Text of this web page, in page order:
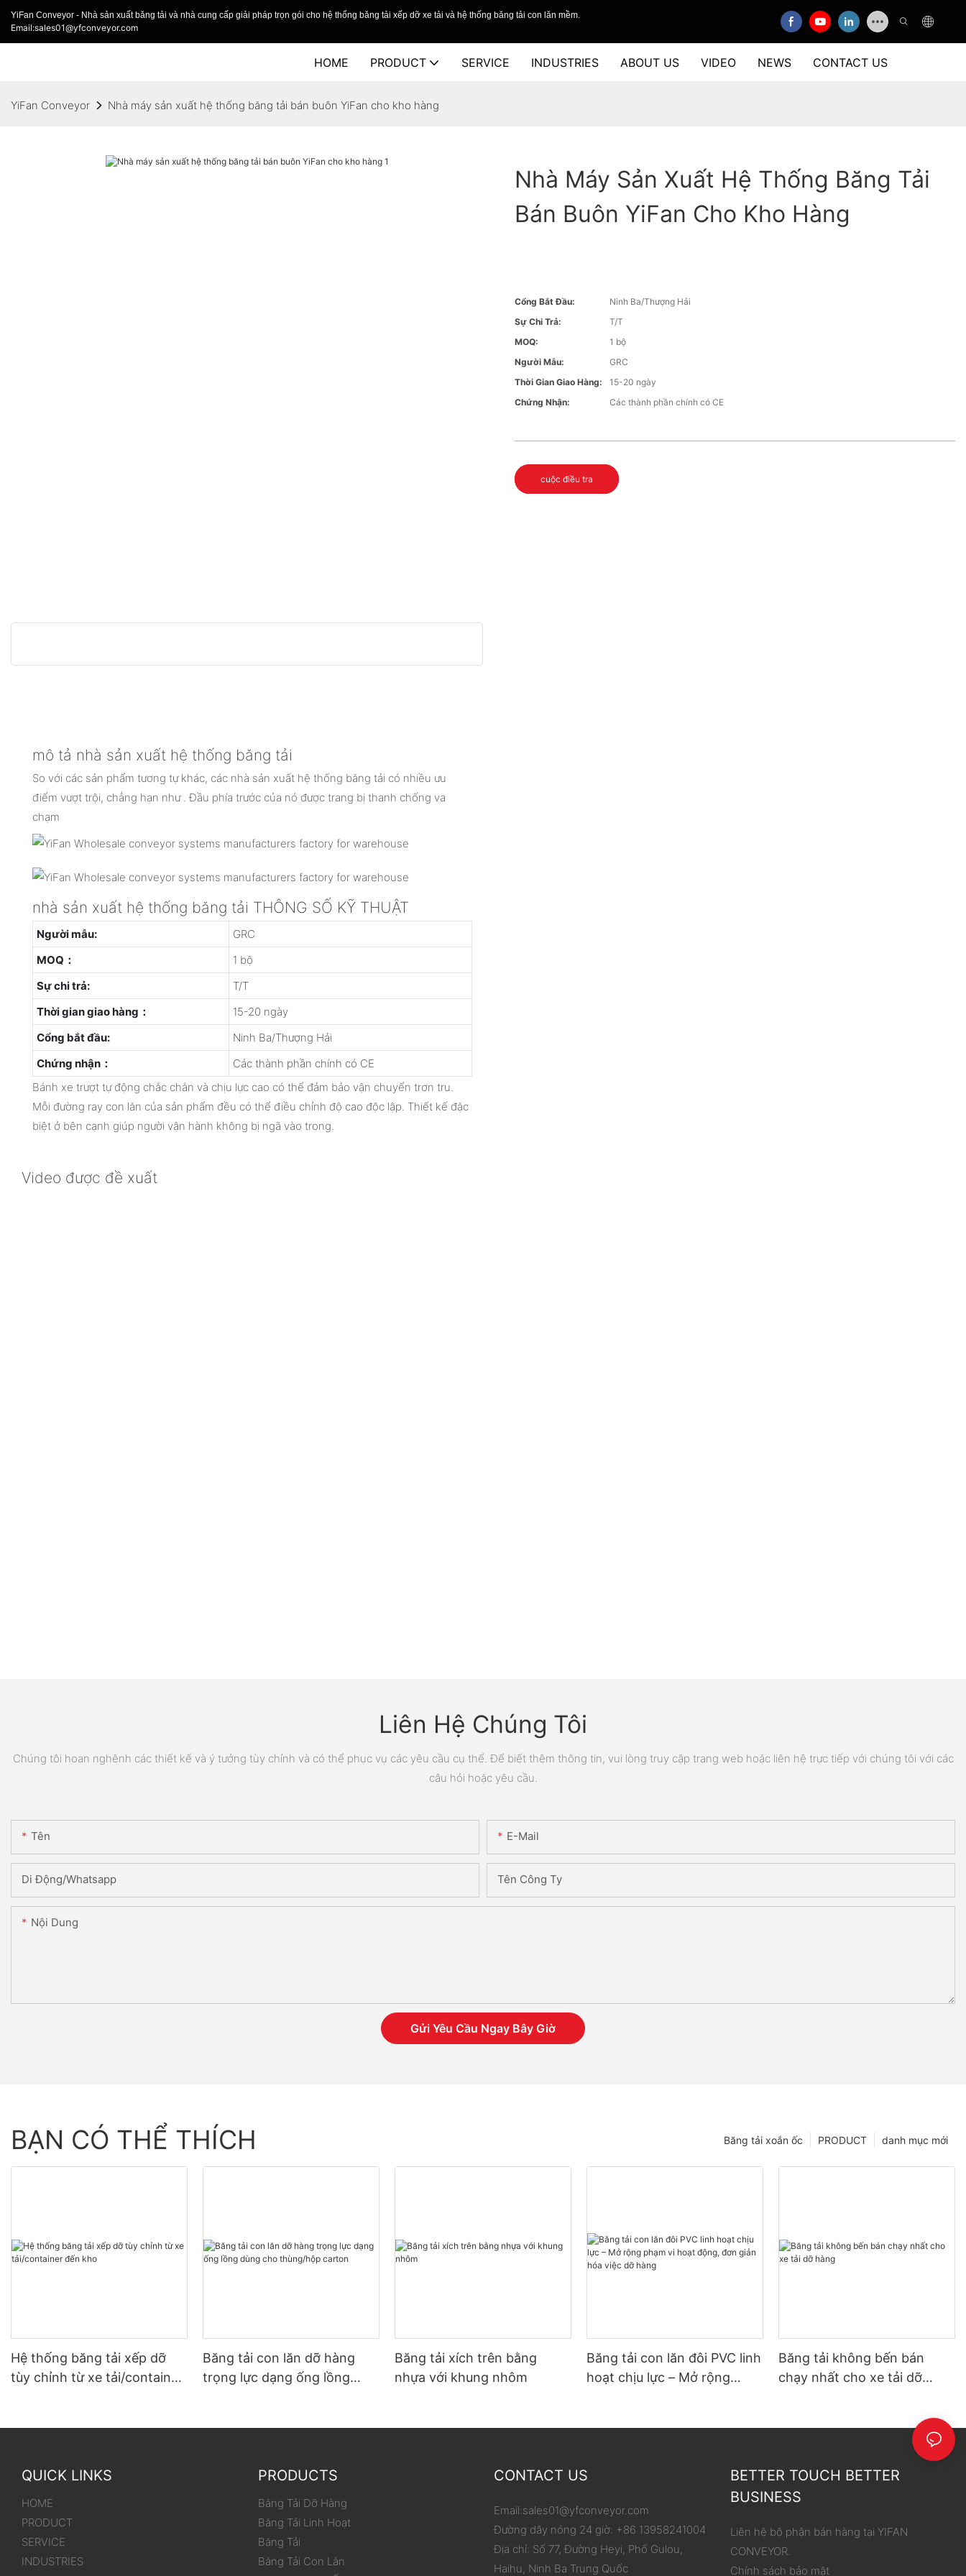
YiFan Conveyor - Nhà sản xuất băng tải và nhà cung cấp giải pháp trọn gói cho hệ thống băng tải xếp dỡ xe tải và hệ thống băng tải con lăn mềm.
Email:sales01@yfconveyor.com
HOME PRODUCT SERVICE INDUSTRIES ABOUT US VIDEO NEWS CONTACT US
YiFan Conveyor Nhà máy sản xuất hệ thống băng tải bán buôn YiFan cho kho hàng
Nhà Máy Sản Xuất Hệ Thống Băng Tải
Bán Buôn YiFan Cho Kho Hàng
Cổng Bắt Đầu:
Ninh Ba/Thượng Hải
Sự Chi Trả:
T/T
MOQ:
1 bộ
Người Mẫu:
GRC
Thời Gian Giao Hàng:
15-20 ngày
Chứng Nhận:
Các thành phần chính có CE
cuộc điều tra
mô tả nhà sản xuất hệ thống băng tải
So với các sản phẩm tương tự khác, các nhà sản xuất hệ thống băng tải có nhiều ưu
điểm vượt trội, chẳng hạn như . Đầu phía trước của nó được trang bị thanh chống va
chạm
nhà sản xuất hệ thống băng tải THÔNG SỐ KỸ THUẬT
Người mẫu:
GRC
MOQ：
1 bộ
Sự chi trả:
T/T
Thời gian giao hàng：
15-20 ngày
Cổng bắt đầu:
Ninh Ba/Thượng Hải
Chứng nhận：
Các thành phần chính có CE
Bánh xe trượt tự động chắc chắn và chịu lực cao có thể đảm bảo vận chuyển trơn tru.
Mỗi đường ray con lăn của sản phẩm đều có thể điều chỉnh độ cao độc lập. Thiết kế đặc
biệt ở bên cạnh giúp người vận hành không bị ngã vào trong.
Video được đề xuất
Liên Hệ Chúng Tôi
Chúng tôi hoan nghênh các thiết kế và ý tưởng tùy chỉnh và có thể phục vụ các yêu cầu cụ thể. Để biết thêm thông tin, vui lòng truy cập trang web hoặc liên hệ trực tiếp với chúng tôi với các
câu hỏi hoặc yêu cầu.
Tên E-Mail
Di Động/Whatsapp Tên Công Ty
Nội Dung
Gửi Yêu Cầu Ngay Bây Giờ
BẠN CÓ THỂ THÍCH danh mục mới
PRODUCT
Băng tải xoắn ốc
Hệ thống băng tải xếp dỡ
tùy chỉnh từ xe tải/container
Băng tải con lăn dỡ hàng
trọng lực dạng ống lồng
Băng tải xích trên bằng
nhựa với khung nhôm
Băng tải con lăn đôi PVC linh
hoạt chịu lực – Mở rộng
Băng tải không bến bán
chạy nhất cho xe tải dỡ
QUICK LINKS
HOME
PRODUCT
SERVICE
INDUSTRIES
PRODUCTS
Băng Tải Dỡ Hàng
Băng Tải Linh Hoạt
Băng Tải
Băng Tải Con Lăn
CONTACT US
Email:sales01@yfconveyor.com
Đường dây nóng 24 giờ: +86 13958241004
Địa chỉ: Số 77, Đường Heyi, Phố Gulou,
Haihu, Ninh Ba Trung Quốc
BETTER TOUCH BETTER
BUSINESS
Liên hệ bộ phận bán hàng tại YIFAN
CONVEYOR.
Chính sách bảo mật